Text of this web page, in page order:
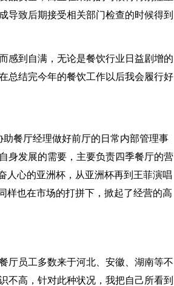
导致后期接受相关部门检查的时候得到
感到自满，无论是餐饮行业日益剧增的
总结完今年的餐饮工作以后我会履行好
助餐厅经理做好前厅的日常内部管理事
身发展的需要，主要负责四季餐厅的营
人心的亚洲杯，从亚洲杯再到王菲演唱
样也在市场的打拼下，掀起了经营的高
厅员工多数来于河北、安徽、湖南等不
不高，针对此种状况，我把自己所看到